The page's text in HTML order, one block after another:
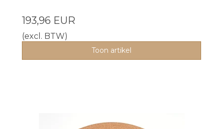
193,96 EUR
(excl. BTW)
Toon artikel